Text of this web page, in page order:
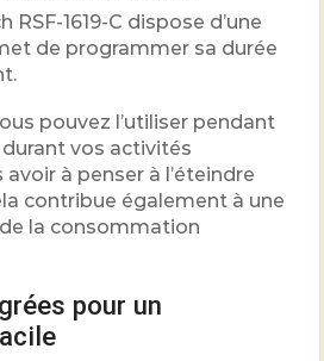
RSF-1619-C dispose d’une
de programmer sa durée
pouvez l’utiliser pendant
vos activités
à penser à l’éteindre
contribue également à une
la consommation
pour un